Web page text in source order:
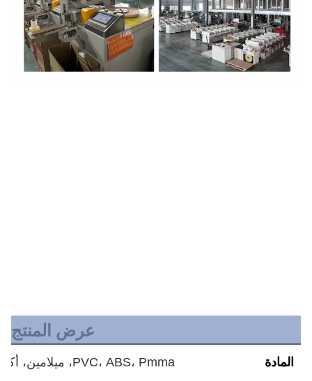
عرض المنتج
المادة
PVC، ABS، Pmma، ميلامين، أكريليك